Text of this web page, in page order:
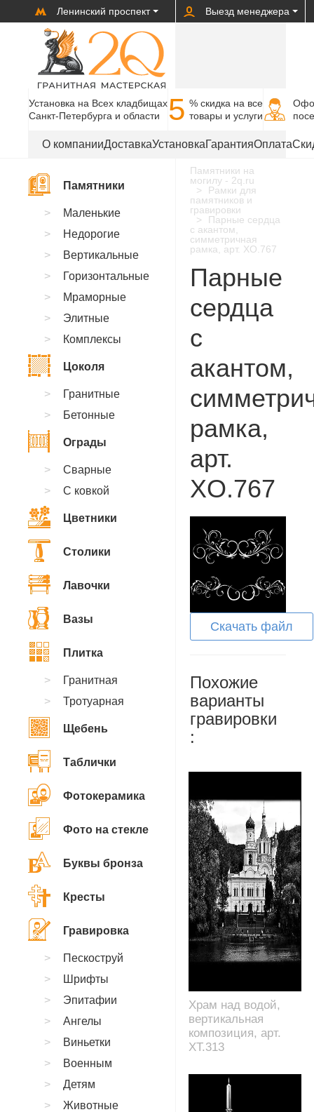
Ленинский проспект Выезд менеджера
Установка на Всех кладбищах
Санкт-Петербурга и области
5 % cкидка на все
товары и услуги
О компанииДоставкаУстановкаГарантияОплата
Памятники на
могилу - 2q.ru
Рамки для
памятников и
гравировки
Парные сердца
с акантом,
симметричная
рамка, арт. XO.767
Парные
сердца
с
акантом,
рамка,
арт.
XO.767
Скачать файл
Похожие
варианты
гравировки
:
Храм над водой,
вертикальная
композиция, арт.
XT.313
Памятники
Маленькие
Недорогие
Вертикальные
Горизонтальные
Мраморные
Элитные
Комплексы
Цоколя
Гранитные
Бетонные
Ограды
Сварные
С ковкой
Цветники
Столики
Лавочки
Вазы
Плитка
Гранитная
Тротуарная
Щебень
Таблички
Фотокерамика
Фото на стекле
Буквы бронза
Кресты
Гравировка
Пескоструй
Шрифты
Эпитафии
Ангелы
Виньетки
Военным
Детям
Животные